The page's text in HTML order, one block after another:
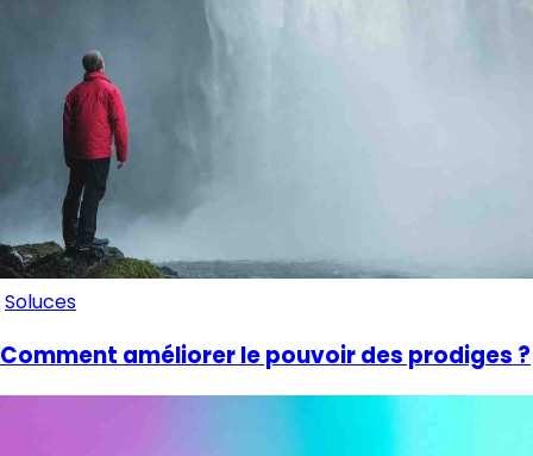
Soluces
Comment améliorer le pouvoir des prodiges ?